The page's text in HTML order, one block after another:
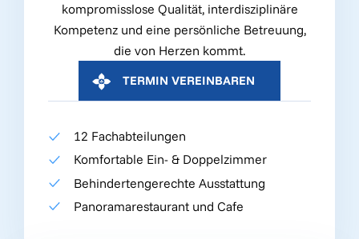
kompromisslose Qualität, interdisziplinäre
Kompetenz und eine persönliche Betreuung,
die von Herzen kommt.
TERMIN VEREINBAREN
12 Fachabteilungen
Komfortable Ein- & Doppelzimmer
Behindertengerechte Ausstattung
Panoramarestaurant und Cafe